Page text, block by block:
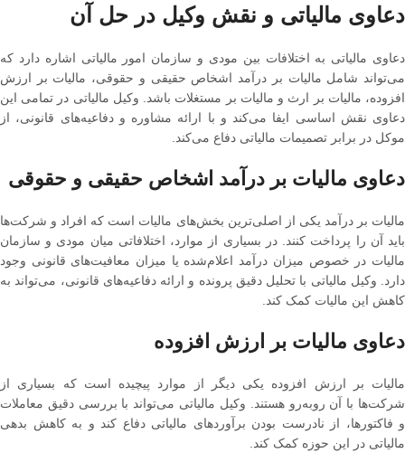
دعاوی مالیاتی و نقش وکیل در حل آن
دعاوی مالیاتی به اختلافات بین مودی و سازمان امور مالیاتی اشاره دارد که
می‌تواند شامل مالیات بر درآمد اشخاص حقیقی و حقوقی، مالیات بر ارزش
افزوده، مالیات بر ارث و مالیات بر مستغلات باشد. وکیل مالیاتی در تمامی این
دعاوی نقش اساسی ایفا می‌کند و با ارائه مشاوره و دفاعیه‌های قانونی، از
موکل در برابر تصمیمات مالیاتی دفاع می‌کند​.
دعاوی مالیات بر درآمد اشخاص حقیقی و حقوقی
مالیات بر درآمد یکی از اصلی‌ترین بخش‌های مالیات است که افراد و شرکت‌ها
باید آن را پرداخت کنند. در بسیاری از موارد، اختلافاتی میان مودی و سازمان
مالیات در خصوص میزان درآمد اعلام‌شده یا میزان معافیت‌های قانونی وجود
دارد. وکیل مالیاتی با تحلیل دقیق پرونده و ارائه دفاعیه‌های قانونی، می‌تواند به
کاهش این مالیات کمک کند.
دعاوی مالیات بر ارزش افزوده
مالیات بر ارزش افزوده یکی دیگر از موارد پیچیده است که بسیاری از
شرکت‌ها با آن روبه‌رو هستند. وکیل مالیاتی می‌تواند با بررسی دقیق معاملات
و فاکتورها، از نادرست بودن برآوردهای مالیاتی دفاع کند و به کاهش بدهی
مالیاتی در این حوزه کمک کند.